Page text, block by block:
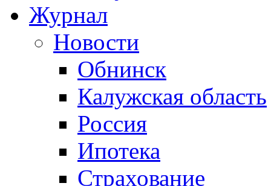
Журнал
Новости
Обнинск
Калужская область
Россия
Ипотека
Страхование